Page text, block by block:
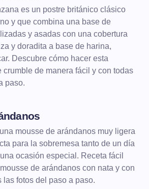
es un postre británico clásico
y que combina una base de
y asadas con una cobertura
y doradita a base de harina,
Descubre cómo hacer esta
crumble de manera fácil y con todas
paso.
mousse de arándanos muy ligera
para la sobremesa tanto de un día
ocasión especial. Receta fácil
de arándanos con nata y con
las fotos del paso a paso.